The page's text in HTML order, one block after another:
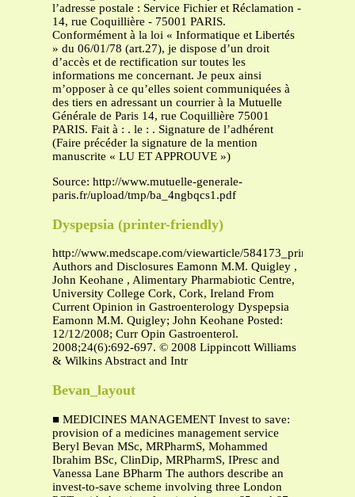
l’adresse postale : Service Fichier et Réclamation -
14, rue Coquillière - 75001 PARIS.
Conformément à la loi « Informatique et Libertés
» du 06/01/78 (art.27), je dispose d’un droit
d’accès et de rectification sur toutes les
informations me concernant. Je peux ainsi
m’opposer à ce qu’elles soient communiquées à
des tiers en adressant un courrier à la Mutuelle
Générale de Paris 14, rue Coquillière 75001
PARIS. Fait à : . le : . Signature de l’adhérent
(Faire précéder la signature de la mention
manuscrite « LU ET APPROUVE »)
Source: http://www.mutuelle-generale-
paris.fr/upload/tmp/ba_4ngbqcs1.pdf
Dyspepsia (printer-friendly)
http://www.medscape.com/viewarticle/584173_print
Authors and Disclosures Eamonn M.M. Quigley ,
John Keohane , Alimentary Pharmabiotic Centre,
University College Cork, Cork, Ireland From
Current Opinion in Gastroenterology Dyspepsia
Eamonn M.M. Quigley; John Keohane Posted:
12/12/2008; Curr Opin Gastroenterol.
2008;24(6):692-697. © 2008 Lippincott Williams
& Wilkins Abstract and Intr
Bevan_layout
■ MEDICINES MANAGEMENT Invest to save:
provision of a medicines management service
Beryl Bevan MSc, MRPharmS, Mohammed
Ibrahim BSc, ClinDip, MRPharmS, IPresc and
Vanessa Lane BPharm The authors describe an
invest-to-save scheme involving three London